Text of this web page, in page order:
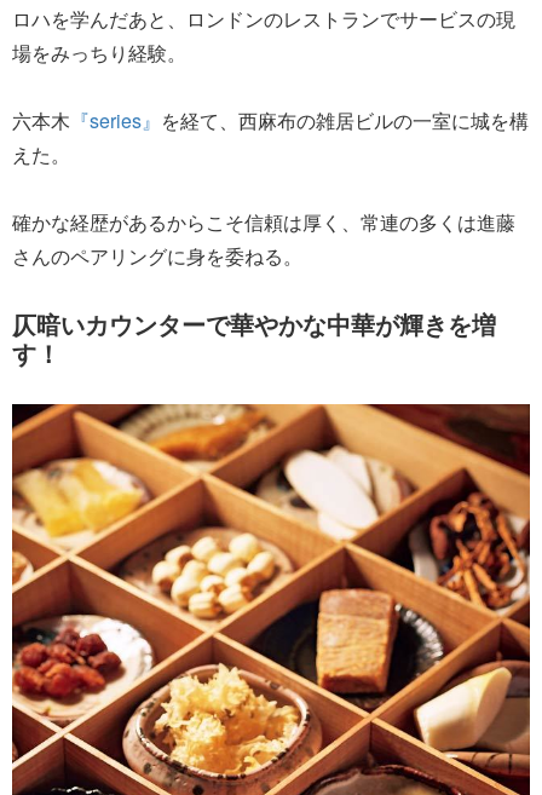
ロハを学んだあと、ロンドンのレストランでサービスの現
場をみっちり経験。
六本木 『series』 を経て、西麻布の雑居ビルの一室に城を構
えた。
確かな経歴があるからこそ信頼は厚く、常連の多くは進藤
さんのペアリングに身を委ねる。
仄暗いカウンターで華やかな中華が輝きを増
す！